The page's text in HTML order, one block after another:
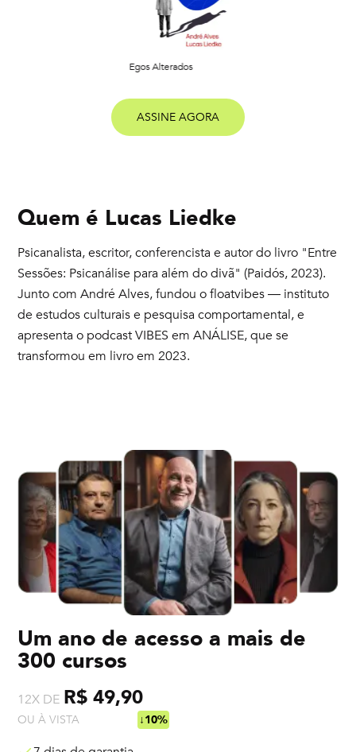
Egos Alterados
ASSINE AGORA
Quem é Lucas Liedke
Psicanalista, escritor, conferencista e autor do livro "Entre
Sessões: Psicanálise para além do divã" (Paidós, 2023).
Junto com André Alves, fundou o floatvibes ― instituto
de estudos culturais e pesquisa comportamental, e
apresenta o podcast VIBES em ANÁLISE, que se
transformou em livro em 2023.
Um ano de acesso a mais de
300 cursos
12X DE R$ 49,90
OU À VISTA ↓10%